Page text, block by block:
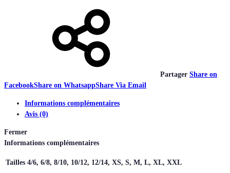
Partager Share on
FacebookShare on WhatsappShare Via Email
Informations complémentaires
Avis (0)
Fermer
Informations complémentaires
Tailles 4/6, 6/8, 8/10, 10/12, 12/14, XS, S, M, L, XL, XXL